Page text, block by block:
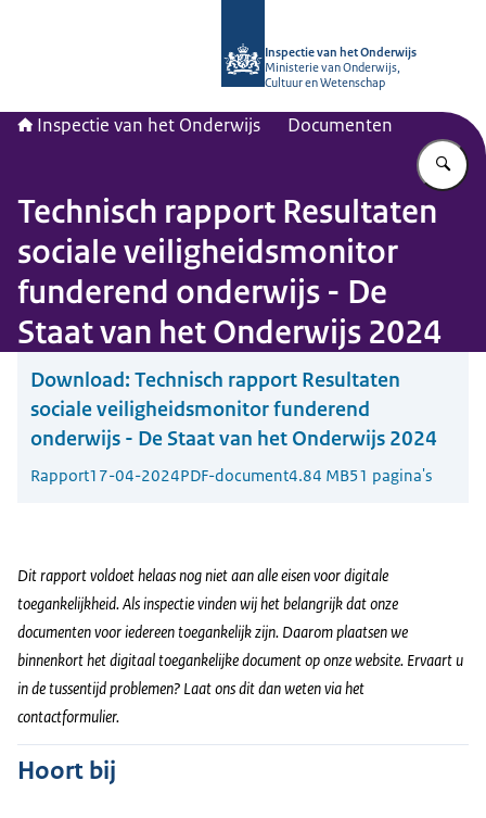
Inspectie van het Onderwijs
Ministerie van Onderwijs,
Cultuur en Wetenschap
Inspectie van het Onderwijs Documenten
Technisch rapport Resultaten
sociale veiligheidsmonitor
funderend onderwijs - De
Staat van het Onderwijs 2024
Download: Technisch rapport Resultaten
sociale veiligheidsmonitor funderend
onderwijs - De Staat van het Onderwijs 2024
Rapport17-04-2024PDF-document4.84 MB51 pagina's
Dit rapport voldoet helaas nog niet aan alle eisen voor digitale
toegankelijkheid. Als inspectie vinden wij het belangrijk dat onze
documenten voor iedereen toegankelijk zijn. Daarom plaatsen we
binnenkort het digitaal toegankelijke document op onze website. Ervaart u
in de tussentijd problemen? Laat ons dit dan weten via het
contactformulier.
Hoort bij